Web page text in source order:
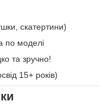
скатертини)
по моделі
та зручно!
15+ років)